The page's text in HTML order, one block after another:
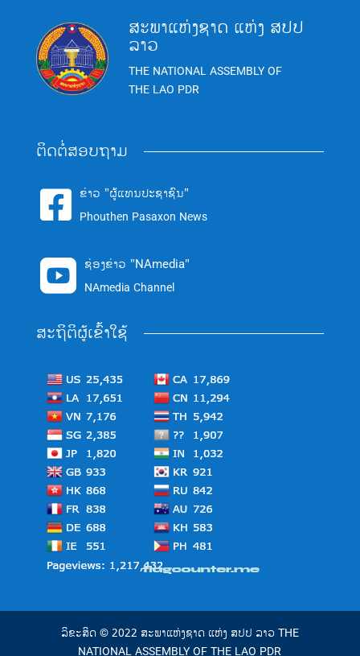
ສະພາແຫ່ງຊາດ ແຫ່ງ ສປປ
ລາວ
THE NATIONAL ASSEMBLY OF
THE LAO PDR
ຕິດຕໍ່ສອບຖາມ
 ຂ່າວ "ຜູ້ແທນປະຊາຊົນ"
Phouthen Pasaxon News
 ຊ່ອງຂ່າວ "NAmedia"
NAmedia Channel
ສະຖິຕິຜູ້ເຂົ້າໃຊ້
ລິຂະສິດ © 2022 ສະພາແຫ່ງຊາດ ແຫ່ງ ສປປ ລາວ THE
NATIONAL ASSEMBLY OF THE LAO PDR